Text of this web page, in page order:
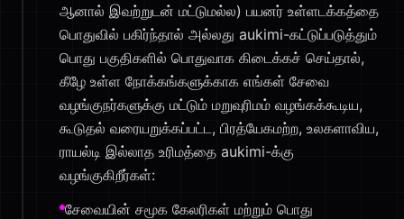
ஆனால் இவற்றுடன் மட்டுமல்ல) பயனர் உள்ளடக்கத்தை
பொதுவில் பகிர்ந்தால் அல்லது aukimi-கட்டுப்படுத்தும்
பொது பகுதிகளில் பொதுவாக கிடைக்கச் செய்தால்,
கீழே உள்ள நோக்கங்களுக்காக எங்கள் சேவை
வழங்குநர்களுக்கு மட்டும் மறுவுரிமம் வழங்கக்கூடிய,
கூடுதல் வரையறுக்கப்பட்ட, பிரத்யேகமற்ற, உலகளாவிய,
ராயல்டி இல்லாத உரிமத்தை aukimi-க்கு
வழங்குகிறீர்கள்:
சேவையின் சமூக கேலரிகள் மற்றும் பொது